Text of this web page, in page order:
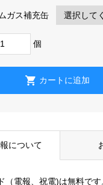
ガス補充缶
個
について
（電報、祝電)は無料です